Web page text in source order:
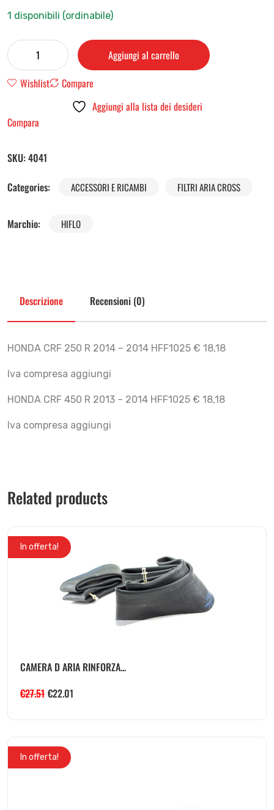
1 disponibili (ordinabile)
Aggiungi al carrello
Wishlist
Compare
Aggiungi alla lista dei desideri
Compara
SKU: 4041
Categories:
ACCESSORI E RICAMBI FILTRI ARIA CROSS
Marchio: HIFLO
Descrizione Recensioni (0)
HONDA CRF 250 R 2014 – 2014 HFF1025 € 18,18
Iva compresa aggiungi
HONDA CRF 450 R 2013 – 2014 HFF1025 € 18,18
Iva compresa aggiungi
Related products
In offerta!
CAMERA D ARIA RINFORZA...
€27.51 €22.01
In offerta!